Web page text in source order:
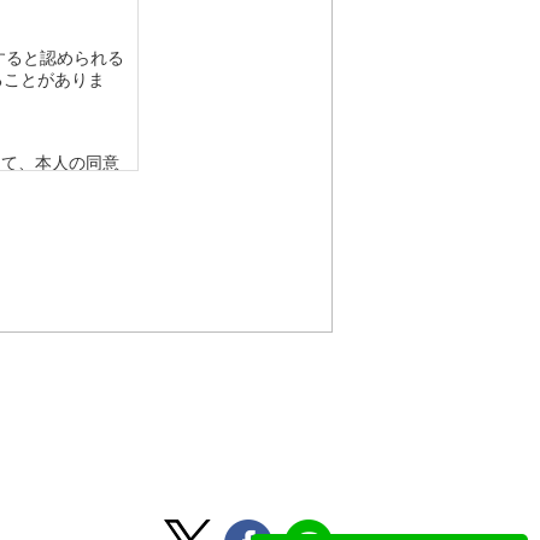
と認められる
とがありま
、本人の同意
ある場合であ
定める事務を
同意を得るこ
募者の同意を
法的な手続き
範囲におい
じめご了承く